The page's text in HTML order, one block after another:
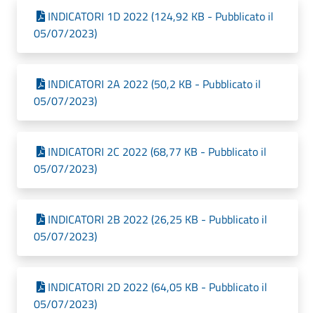
INDICATORI 1D 2022 (124,92 KB - Pubblicato il
05/07/2023)
INDICATORI 2A 2022 (50,2 KB - Pubblicato il
05/07/2023)
INDICATORI 2C 2022 (68,77 KB - Pubblicato il
05/07/2023)
INDICATORI 2B 2022 (26,25 KB - Pubblicato il
05/07/2023)
INDICATORI 2D 2022 (64,05 KB - Pubblicato il
05/07/2023)